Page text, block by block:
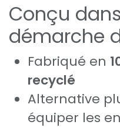
Conçu
démarche
Fabriqué en
recyclé
Alternative
équiper les